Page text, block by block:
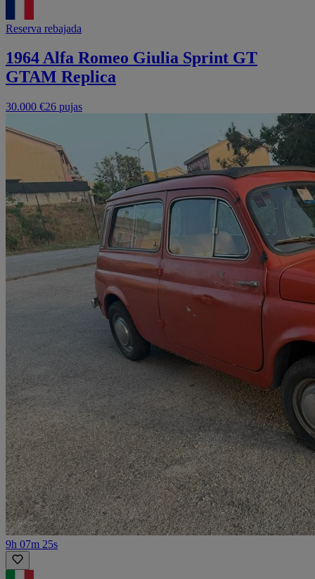
Reserva rebajada
1964 Alfa Romeo Giulia Sprint GT
GTAM Replica
30.000 €26 pujas
9h 07m 25s